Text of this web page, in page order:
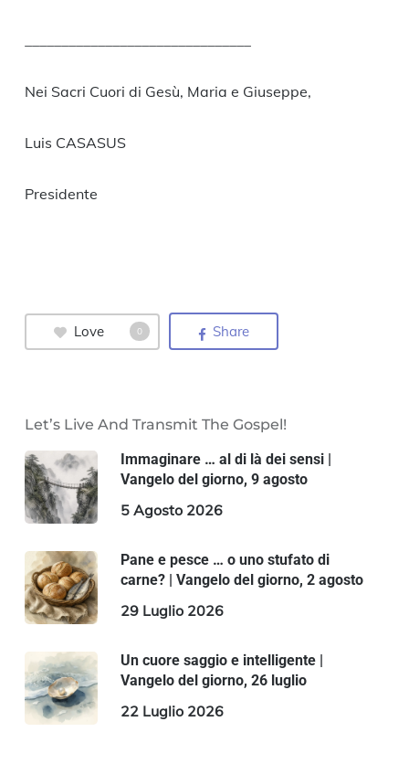
Nei Sacri Cuori di Gesù, Maria e Giuseppe,
Luis CASASUS
Presidente
Love 0 Share
Let’s Live And Transmit The Gospel!
Immaginare … al di là dei sensi |
Vangelo del giorno, 9 agosto
5 Agosto 2026
Pane e pesce … o uno stufato di
carne? | Vangelo del giorno, 2 agosto
29 Luglio 2026
Un cuore saggio e intelligente |
Vangelo del giorno, 26 luglio
22 Luglio 2026